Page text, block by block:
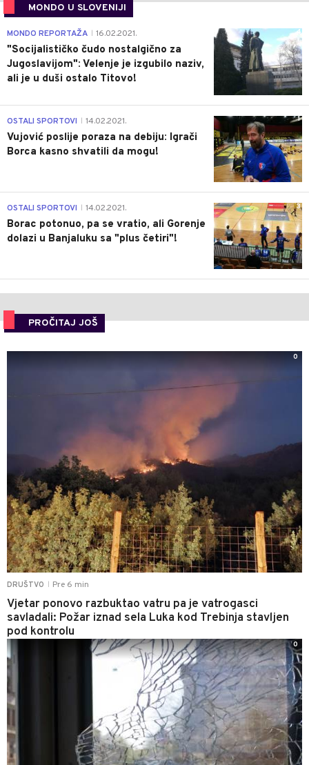
MONDO U SLOVENIJI
4
MONDO REPORTAŽA 16.02.2021.
"Socijalističko čudo nostalgično za
Jugoslavijom": Velenje je izgubilo naziv,
ali je u duši ostalo Titovo!
1
OSTALI SPORTOVI 14.02.2021.
Vujović poslije poraza na debiju: Igrači
Borca kasno shvatili da mogu!
3
OSTALI SPORTOVI 14.02.2021.
Borac potonuo, pa se vratio, ali Gorenje
dolazi u Banjaluku sa "plus četiri"!
PROČITAJ JOŠ
DRUŠTVO Pre 6 min
Vjetar ponovo razbuktao vatru pa je vatrogasci
savladali: Požar iznad sela Luka kod Trebinja stavljen
pod kontrolu
0
0